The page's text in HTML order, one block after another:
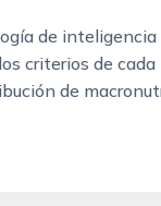
de
criterios de
de